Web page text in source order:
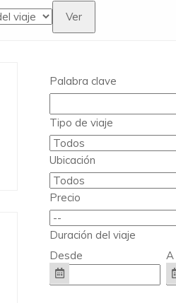
Ver
Palabra clave
Tipo de viaje
Ubicación
Precio
Duración del viaje
Desde
A